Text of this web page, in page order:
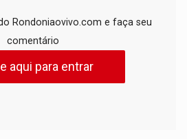
Rondoniaovivo.com e faça seu
comentário
aqui para entrar